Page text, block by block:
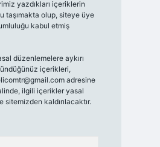
yazdıkları içeriklerin
taşımakta olup, siteye üye
kabul etmiş
düzenlemelere aykırı
içerikleri,
adresine
ilgili içerikler yasal
sitemizden kaldırılacaktır.